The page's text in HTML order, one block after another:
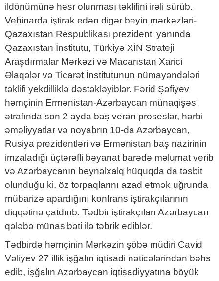
ildönümünə həsr olunması təklifini irəli sürüb.
Vebinarda iştirak edən digər beyin mərkəzləri-
Qazaxıstan Respublikası prezidenti yanında
Qazaxıstan İnstitutu, Türkiyə XİN Strateji
Araşdırmalar Mərkəzi və Macarıstan Xarici
Əlaqələr və Ticarət İnstitutunun nümayəndələri
təklifi yekdilliklə dəstəkləyiblər. Fərid Şəfiyev
həmçinin Ermənistan-Azərbaycan münaqişəsi
ətrafında son 2 ayda baş verən proseslər, hərbi
əməliyyatlar və noyabrın 10-da Azərbaycan,
Rusiya prezidentləri və Ermənistan baş nazirinin
imzaladığı üçtərəfli bəyanat barədə məlumat verib
və Azərbaycanın beynəlxalq hüquqda da təsbit
olunduğu ki, öz torpaqlarını azad etmək uğrunda
mübarizə apardığını konfrans iştirakçılarının
diqqətinə çatdırıb. Tədbir iştirakçıları Azərbaycan
qələbə münasibəti ilə təbrik ediblər.
Tədbirdə həmçinin Mərkəzin şöbə müdiri Cavid
Vəliyev 27 illik işğalın iqtisadi nəticələrindən bəhs
edib, işğalın Azərbaycan iqtisadiyyatına böyük